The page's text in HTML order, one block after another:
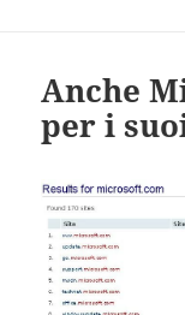
Anche
per i